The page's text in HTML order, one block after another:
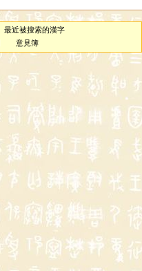
最近被搜索的漢字
意見簿